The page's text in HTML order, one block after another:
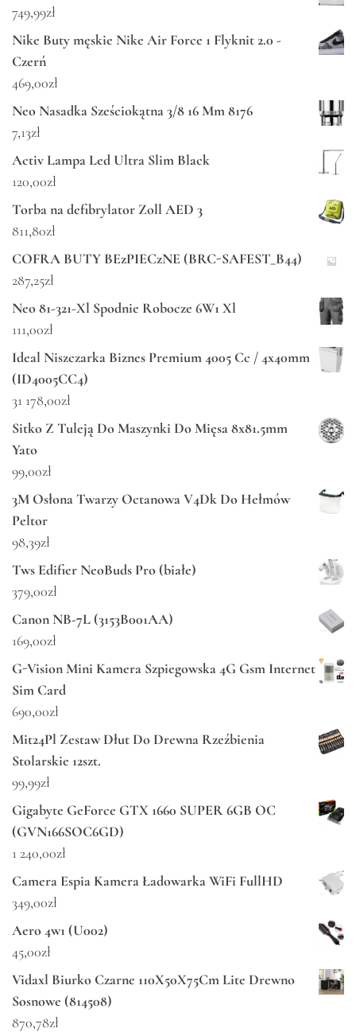
749,99zł
Nike Buty męskie Nike Air Force 1 Flyknit 2.0 -
Czerń
469,00zł
Neo Nasadka Sześciokątna 3/8 16 Mm 8176
7,13zł
Activ Lampa Led Ultra Slim Black
120,00zł
Torba na defibrylator Zoll AED 3
811,80zł
COFRA BUTY BEzPIECzNE (BRC-SAFEST_B44)
287,25zł
Neo 81-321-Xl Spodnie Robocze 6W1 Xl
111,00zł
Ideal Niszczarka Biznes Premium 4005 Cc / 4x40mm
(ID4005CC4)
31 178,00zł
Sitko Z Tuleją Do Maszynki Do Mięsa 8x81.5mm
Yato
99,00zł
3M Osłona Twarzy Octanowa V4Dk Do Hełmów
Peltor
98,39zł
Tws Edifier NeoBuds Pro (białe)
379,00zł
Canon NB-7L (3153B001AA)
169,00zł
G-Vision Mini Kamera Szpiegowska 4G Gsm Internet
Sim Card
690,00zł
Mit24Pl Zestaw Dłut Do Drewna Rzeźbienia
Stolarskie 12szt.
99,99zł
Gigabyte GeForce GTX 1660 SUPER 6GB OC
(GVN166SOC6GD)
1 240,00zł
Camera Espia Kamera Ładowarka WiFi FullHD
349,00zł
Aero 4w1 (U002)
45,00zł
Vidaxl Biurko Czarne 110X50X75Cm Lite Drewno
Sosnowe (814508)
870,78zł